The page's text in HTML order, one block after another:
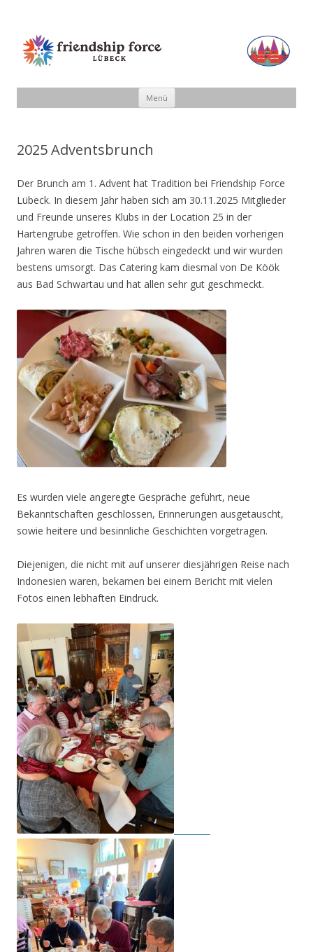
Menü Zum Inhalt springen
2025 Adventsbrunch
Der Brunch am 1. Advent hat Tradition bei Friendship Force
Lübeck. In diesem Jahr haben sich am 30.11.2025 Mitglieder
und Freunde unseres Klubs in der Location 25 in der
Hartengrube getroffen. Wie schon in den beiden vorherigen
Jahren waren die Tische hübsch eingedeckt und wir wurden
bestens umsorgt. Das Catering kam diesmal von De Köök
aus Bad Schwartau und hat allen sehr gut geschmeckt.
Es wurden viele angeregte Gespräche geführt, neue
Bekanntschaften geschlossen, Erinnerungen ausgetauscht,
sowie heitere und besinnliche Geschichten vorgetragen.
Diejenigen, die nicht mit auf unserer diesjährigen Reise nach
Indonesien waren, bekamen bei einem Bericht mit vielen
Fotos einen lebhaften Eindruck.